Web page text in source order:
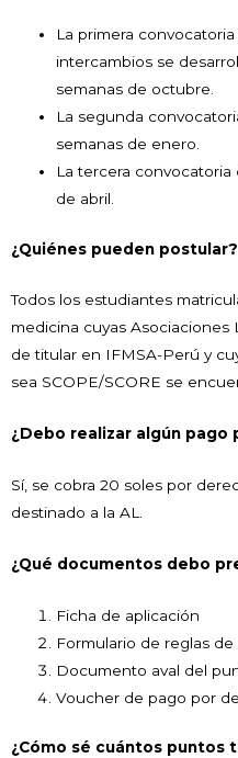
La primera
intercambios se
semanas de octubre.
La segunda
semanas de enero.
La tercera
de abril.
¿Quiénes pueden postular?
Todos los estudiantes
medicina cuyas Asociaciones
de titular en IFMSA-Perú y
sea SCOPE/SCORE se
¿Debo realizar algún pago
Sí, se cobra 20 soles por
destinado a la AL.
¿Qué documentos debo
Ficha de aplicación
Formulario de reglas
Documento aval del
Voucher de pago por
¿Cómo sé cuántos puntos